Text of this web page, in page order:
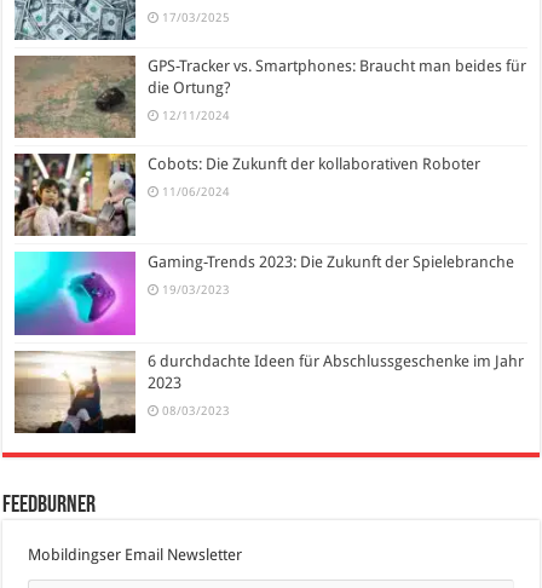
17/03/2025
GPS-Tracker vs. Smartphones: Braucht man beides für
die Ortung?
12/11/2024
Cobots: Die Zukunft der kollaborativen Roboter
11/06/2024
Gaming-Trends 2023: Die Zukunft der Spielebranche
19/03/2023
6 durchdachte Ideen für Abschlussgeschenke im Jahr
2023
08/03/2023
FeedBurner
Mobildingser Email Newsletter